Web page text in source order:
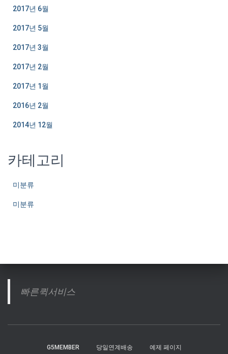
2017년 6월
2017년 5월
2017년 3월
2017년 2월
2017년 1월
2016년 2월
2014년 12월
카테고리
미분류
미분류
빠른퀵서비스
G5MEMBER 당일연계배송 예제 페이지